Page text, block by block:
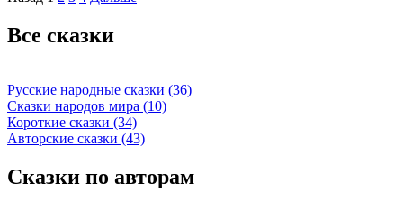
Все сказки
Русские народные сказки (36)
Сказки народов мира (10)
Короткие сказки (34)
Авторские сказки (43)
Сказки по авторам